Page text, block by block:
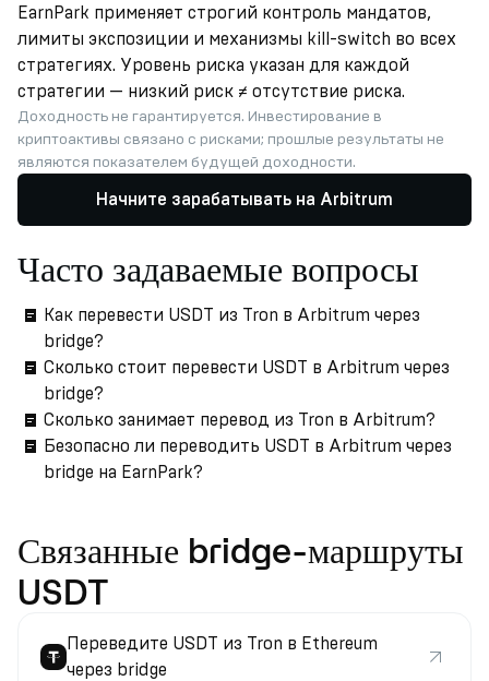
EarnPark применяет строгий контроль мандатов,
лимиты экспозиции и механизмы kill-switch во всех
стратегиях. Уровень риска указан для каждой
стратегии — низкий риск ≠ отсутствие риска.
Доходность не гарантируется. Инвестирование в
криптоактивы связано с рисками; прошлые результаты не
являются показателем будущей доходности.
Начните зарабатывать на Arbitrum
Часто задаваемые вопросы
Как перевести USDT из Tron в Arbitrum через
bridge?
Сколько стоит перевести USDT в Arbitrum через
bridge?
Сколько занимает перевод из Tron в Arbitrum?
Безопасно ли переводить USDT в Arbitrum через
bridge на EarnPark?
Связанные bridge-маршруты
USDT
Переведите USDT из Tron в Ethereum
через bridge